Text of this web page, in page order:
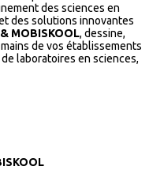
des sciences en
des solutions innovantes
MOBISKOOL, dessine,
de vos établissements
laboratoires en sciences,